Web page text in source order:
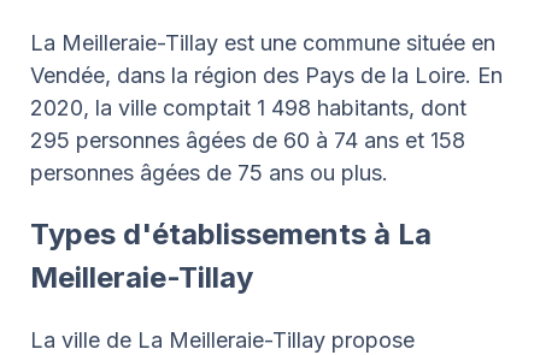
La Meilleraie-Tillay est une commune située en
Vendée, dans la région des Pays de la Loire. En
2020, la ville comptait 1 498 habitants, dont
295 personnes âgées de 60 à 74 ans et 158
personnes âgées de 75 ans ou plus.
Types d'établissements à La
Meilleraie-Tillay
La ville de La Meilleraie-Tillay propose